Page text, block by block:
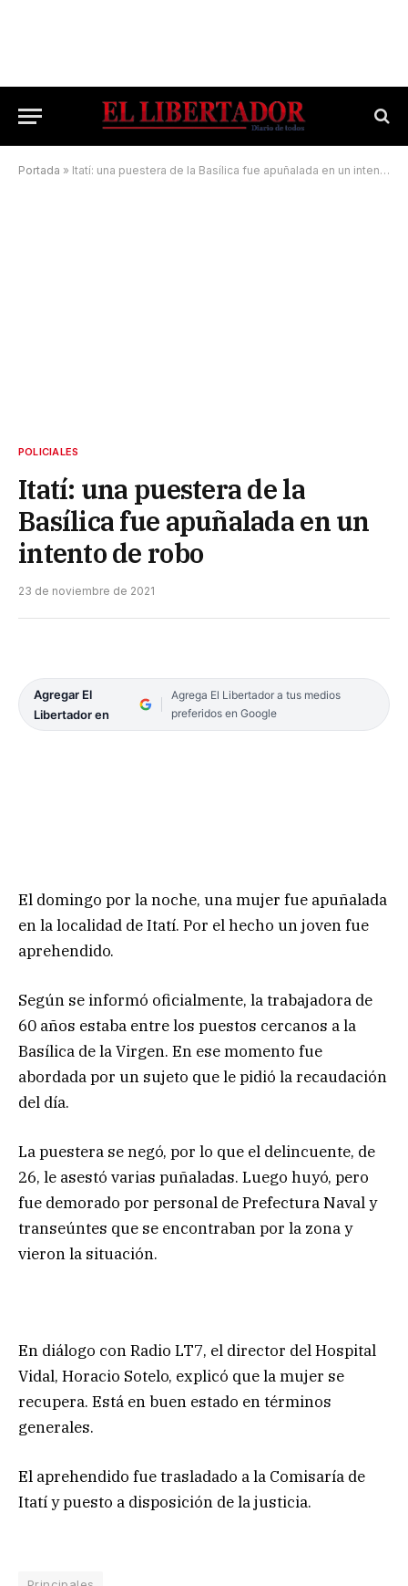
Portada » Itatí: una puestera de la Basílica fue apuñalada en un intento de robo
POLICIALES
Itatí: una puestera de la
Basílica fue apuñalada en un
intento de robo
23 de noviembre de 2021
Agregar El
Libertador en
Agrega El Libertador a tus medios
preferidos en Google
El domingo por la noche, una mujer fue apuñalada
en la localidad de Itatí. Por el hecho un joven fue
aprehendido.
Según se informó oficialmente, la trabajadora de
60 años estaba entre los puestos cercanos a la
Basílica de la Virgen. En ese momento fue
abordada por un sujeto que le pidió la recaudación
del día.
La puestera se negó, por lo que el delincuente, de
26, le asestó varias puñaladas. Luego huyó, pero
fue demorado por personal de Prefectura Naval y
transeúntes que se encontraban por la zona y
vieron la situación.
En diálogo con Radio LT7, el director del Hospital
Vidal, Horacio Sotelo, explicó que la mujer se
recupera. Está en buen estado en términos
generales.
El aprehendido fue trasladado a la Comisaría de
Itatí y puesto a disposición de la justicia.